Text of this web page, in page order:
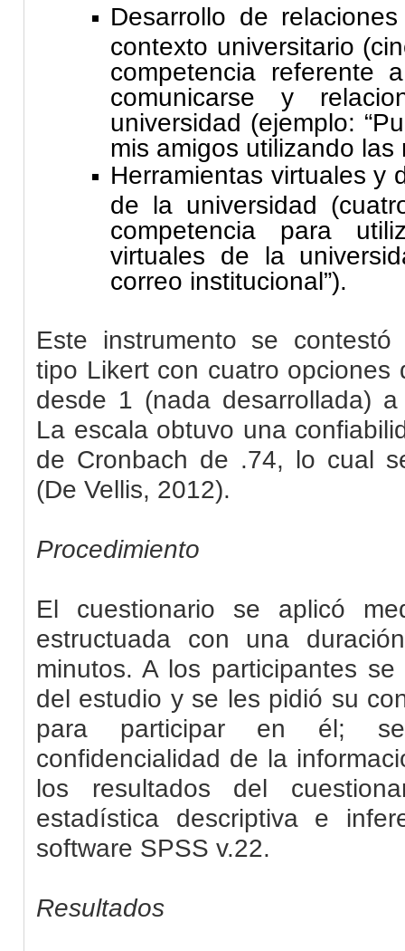
Desarrollo de
contexto universitario
competencia referente
comunicarse y
universidad (ejemplo:
mis amigos utilizando las
Herramientas virtuales y
de la universidad
competencia para
virtuales de la
correo institucional”).
Este instrumento se
tipo Likert con cuatro opciones
desde 1 (nada desarrollada)
La escala obtuvo una
de Cronbach de .74, lo cual
(De Vellis, 2012).
Procedimiento
El cuestionario se aplicó
estructuada con una
minutos. A los participantes
del estudio y se les pidió su
para participar en él;
confidencialidad de la
los resultados del
estadística descriptiva e
software SPSS v.22.
Resultados